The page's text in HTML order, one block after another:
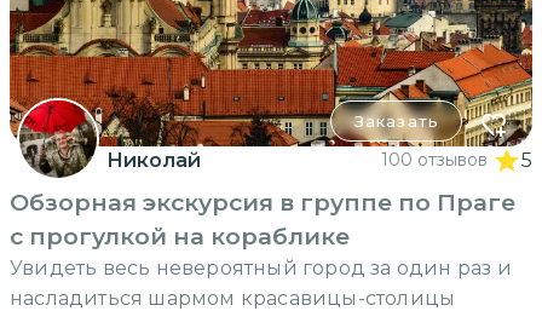
Заказать
Николай 100 отзывов 5
Обзорная экскурсия в группе по Праге
с прогулкой на кораблике
Увидеть весь невероятный город за один раз и
насладиться шармом красавицы-столицы